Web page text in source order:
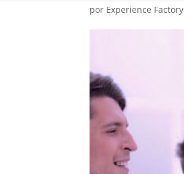
por Experience Factory